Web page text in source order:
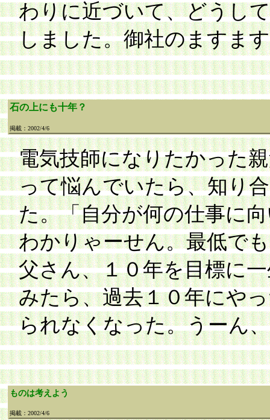
わりに近づいて、どうし
しました。御社のますま
石の上にも十年？
掲載：2002/4/6
電気技師になりたかった
って悩んでいたら、知り
た。「自分が何の仕事に
わかりゃーせん。最低で
父さん、１０年を目標に
みたら、過去１０年にや
られなくなった。うーん
ものは考えよう
掲載：2002/4/6